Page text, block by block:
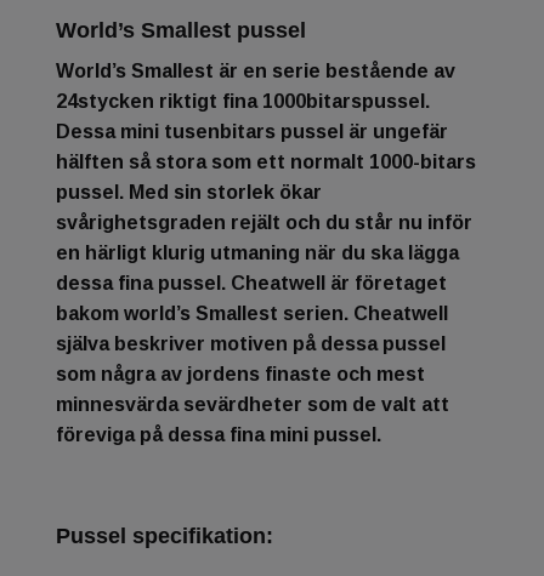
World’s Smallest pussel
World’s Smallest är en serie bestående av
24stycken riktigt fina 1000bitarspussel.
Dessa mini tusenbitars pussel är ungefär
hälften så stora som ett normalt 1000-bitars
pussel. Med sin storlek ökar
svårighetsgraden rejält och du står nu inför
en härligt klurig utmaning när du ska lägga
dessa fina pussel. Cheatwell är företaget
bakom world’s Smallest serien. Cheatwell
själva beskriver motiven på dessa pussel
som några av jordens finaste och mest
minnesvärda sevärdheter som de valt att
föreviga på dessa fina mini pussel.
Pussel specifikation: